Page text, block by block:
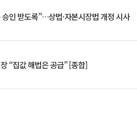
인 받도록”…상법·자본시장법 개정 시사
“집값 해법은 공급” [종합]